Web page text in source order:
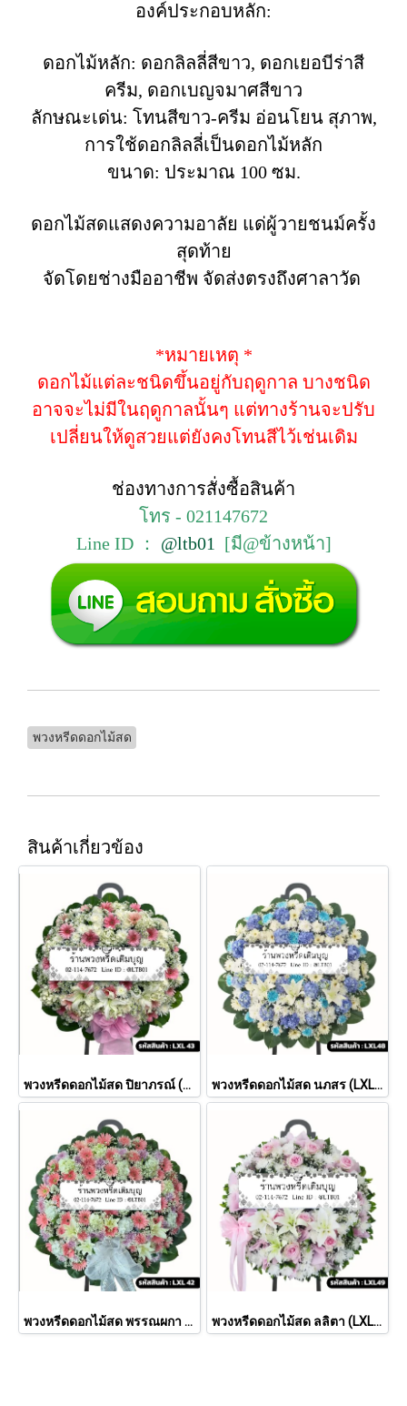
องค์ประกอบหลัก:
ดอกไม้หลัก: ดอกลิลลี่สีขาว, ดอกเยอบีร่าสี
ครีม, ดอกเบญจมาศสีขาว
ลักษณะเด่น: โทนสีขาว-ครีม อ่อนโยน สุภาพ,
การใช้ดอกลิลลี่เป็นดอกไม้หลัก
ขนาด: ประมาณ 100 ซม.
ดอกไม้สดแสดงความอาลัย แด่ผู้วายชนม์ครั้ง
สุดท้าย
จัดโดยช่างมืออาชีพ จัดส่งตรงถึงศาลาวัด
*หมายเหตุ *
ดอกไม้แต่ละชนิดขึ้นอยู่กับฤดูกาล บางชนิด
อาจจะไม่มีในฤดูกาลนั้นๆ แต่ทางร้านจะปรับ
เปลี่ยนให้ดูสวยแต่ยังคงโทนสีไว้เช่นเดิม
ช่องทางการสั่งซื้อสินค้า
โทร - 021147672
Line ID ： @ltb01 [มี@ข้างหน้า]
พวงหรีดดอกไม้สด
สินค้าเกี่ยวข้อง
พวงหรีดดอกไม้สด ปิยาภรณ์ (LXL43) พวงหรีดดอกไม้สด นภสร (LXL 48)
พวงหรีดดอกไม้สด พรรณผกา (LXL42) พวงหรีดดอกไม้สด ลลิตา (LXL49)